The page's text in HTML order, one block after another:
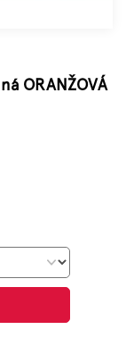
ORANŽOVÁ